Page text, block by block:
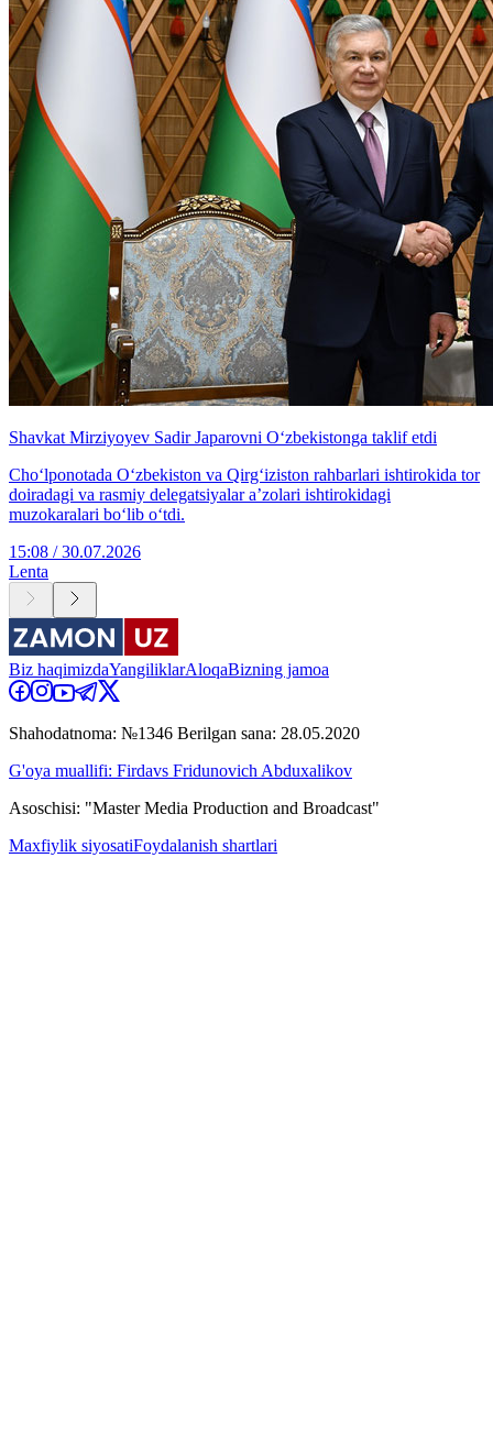
Shavkat Mirziyoyev Sadir Japarovni O‘zbekistonga taklif etdi
Cho‘lponotada O‘zbekiston va Qirg‘iziston rahbarlari ishtirokida tor
doiradagi va rasmiy delegatsiyalar aʼzolari ishtirokidagi
muzokaralari boʻlib oʻtdi.
15:08 / 30.07.2026
Lenta
Biz haqimizdaYangiliklarAloqaBizning jamoa
Shahodatnoma: №1346 Berilgan sana: 28.05.2020
G'oya muallifi: Firdavs Fridunovich Abduxalikov
Asoschisi: "Master Media Production and Broadcast"
Maxfiylik siyosatiFoydalanish shartlari